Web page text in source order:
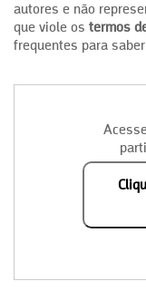
autores e não
que viole os termos
frequentes para